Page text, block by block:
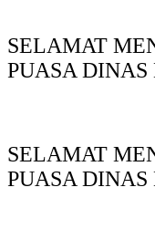
SELAMAT
PUASA
SELAMAT
PUASA